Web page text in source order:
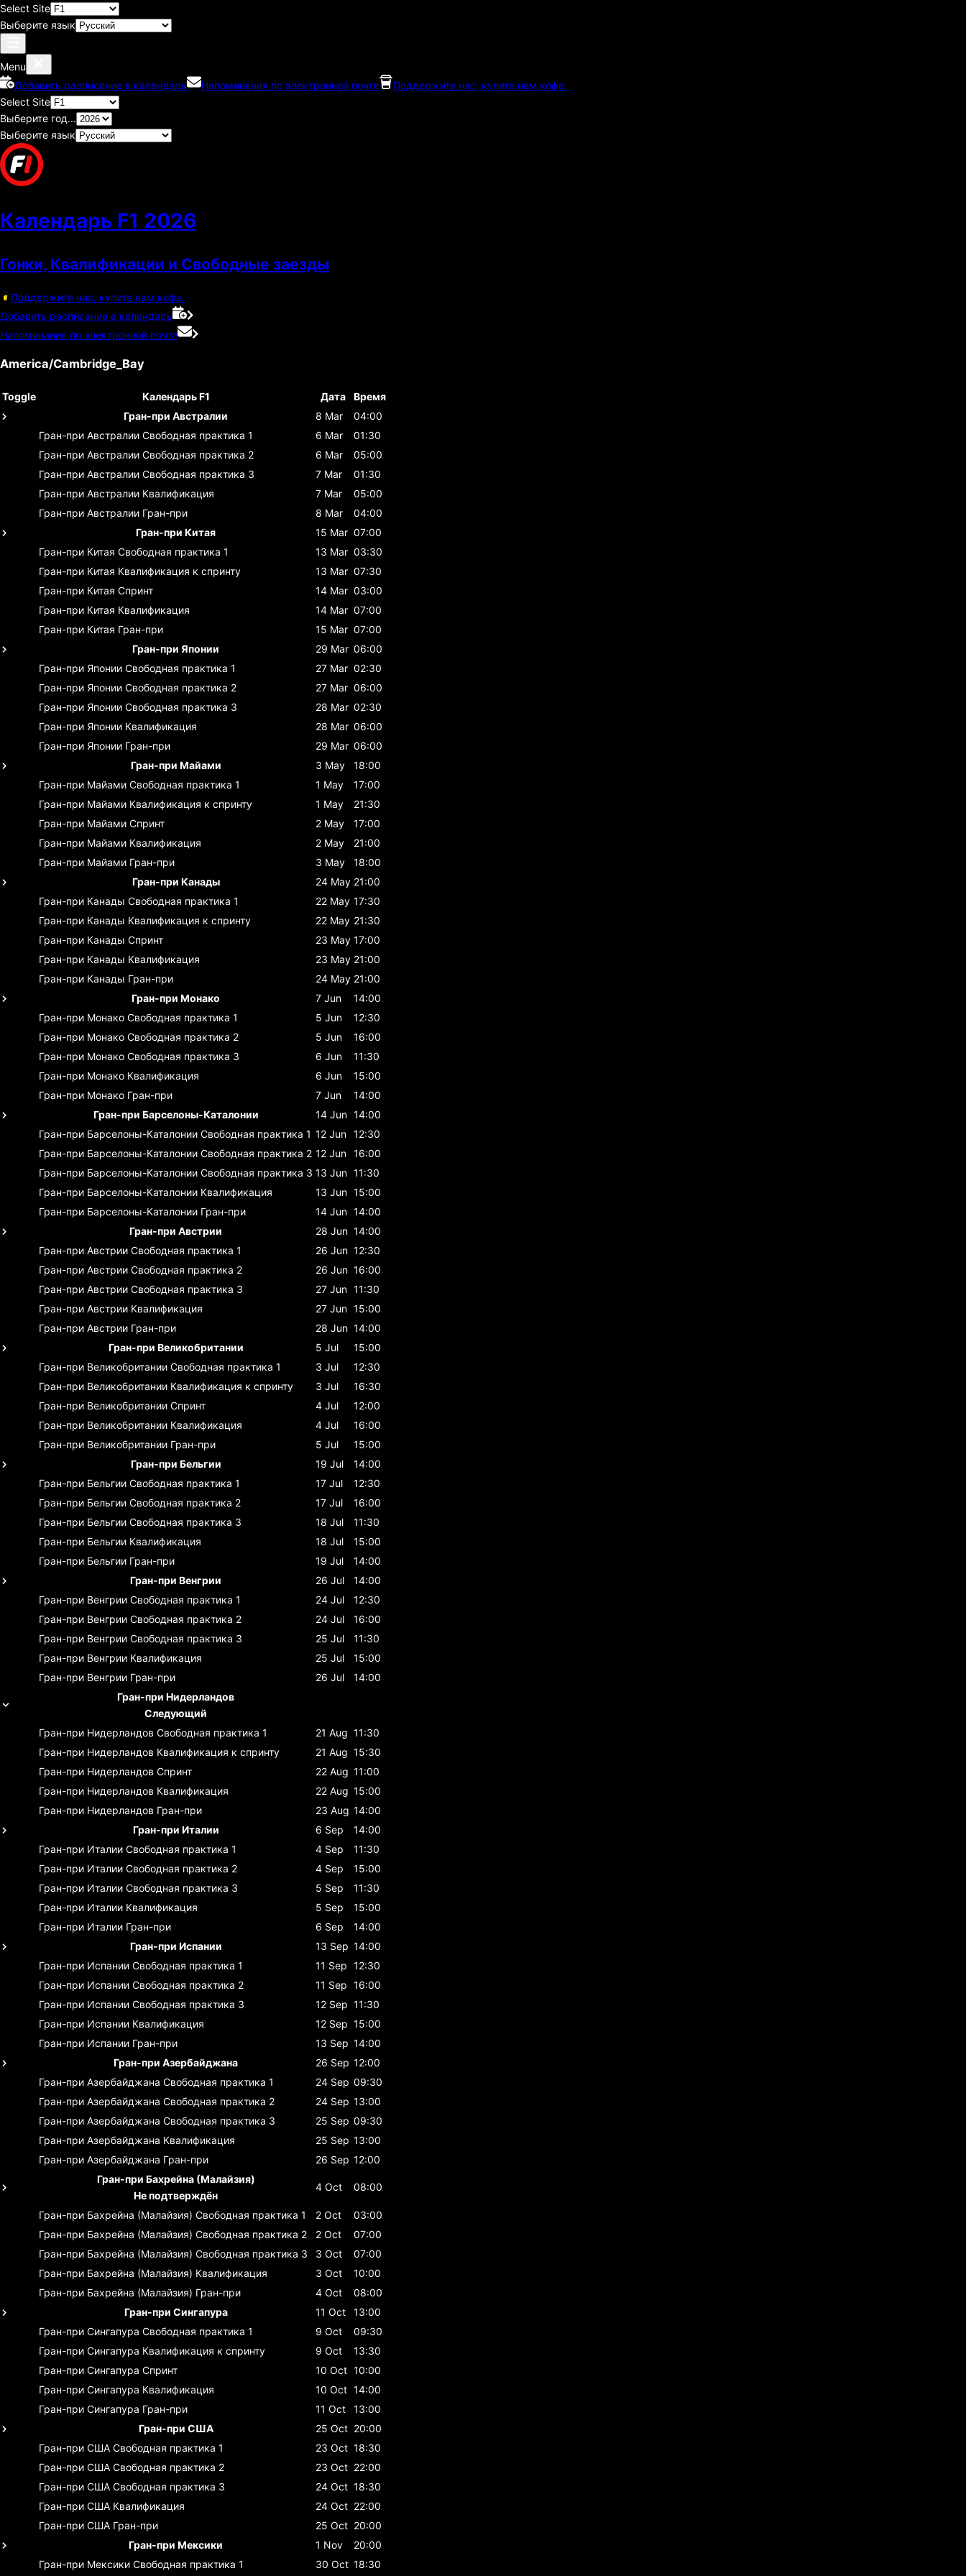
Select Site
Выберите язык
Menu
Добавить расписание в календарь
Напоминания по электронной почте
Поддержите нас, купите нам кофе.
Select Site
Выберите год...
Выберите язык
Календарь F1 2026
Гонки, Квалификации и Свободные заезды
Поддержите нас, купите нам кофе.
Добавить расписание в календарь
Напоминания по электронной почте
America/Cambridge_Bay
Toggle Календарь F1 Дата
Время
Гран-при Австралии
8 Mar
04:00
Гран-при Австралии Свободная практика 1 6 Mar
01:30
Гран-при Австралии Свободная практика 2 6 Mar
05:00
Гран-при Австралии Свободная практика 3 7 Mar
01:30
Гран-при Австралии Квалификация 7 Mar
05:00
Гран-при Австралии Гран-при 8 Mar
04:00
Гран-при Китая
15 Mar 07:00
Гран-при Китая Свободная практика 1 13 Mar 03:30
Гран-при Китая Квалификация к спринту 13 Mar 07:30
Гран-при Китая Спринт 14 Mar 03:00
Гран-при Китая Квалификация 14 Mar 07:00
Гран-при Китая Гран-при 15 Mar 07:00
Гран-при Японии
29 Mar 06:00
Гран-при Японии Свободная практика 1 27 Mar 02:30
Гран-при Японии Свободная практика 2 27 Mar 06:00
Гран-при Японии Свободная практика 3 28 Mar 02:30
Гран-при Японии Квалификация 28 Mar 06:00
Гран-при Японии Гран-при 29 Mar 06:00
Гран-при Майами
3 May
18:00
Гран-при Майами Свободная практика 1 1 May
17:00
Гран-при Майами Квалификация к спринту 1 May
21:30
Гран-при Майами Спринт 2 May
17:00
Гран-при Майами Квалификация 2 May
21:00
Гран-при Майами Гран-при 3 May
18:00
Гран-при Канады
24 May 21:00
Гран-при Канады Свободная практика 1 22 May 17:30
Гран-при Канады Квалификация к спринту 22 May 21:30
Гран-при Канады Спринт 23 May 17:00
Гран-при Канады Квалификация 23 May 21:00
Гран-при Канады Гран-при 24 May 21:00
Гран-при Монако
7 Jun
14:00
Гран-при Монако Свободная практика 1 5 Jun
12:30
Гран-при Монако Свободная практика 2 5 Jun
16:00
Гран-при Монако Свободная практика 3 6 Jun
11:30
Гран-при Монако Квалификация 6 Jun
15:00
Гран-при Монако Гран-при 7 Jun
14:00
Гран-при Барселоны-Каталонии
14 Jun 14:00
Гран-при Барселоны-Каталонии Свободная практика 1 12 Jun 12:30
Гран-при Барселоны-Каталонии Свободная практика 2 12 Jun 16:00
Гран-при Барселоны-Каталонии Свободная практика 3 13 Jun 11:30
Гран-при Барселоны-Каталонии Квалификация 13 Jun 15:00
Гран-при Барселоны-Каталонии Гран-при 14 Jun 14:00
Гран-при Австрии
28 Jun 14:00
Гран-при Австрии Свободная практика 1 26 Jun 12:30
Гран-при Австрии Свободная практика 2 26 Jun 16:00
Гран-при Австрии Свободная практика 3 27 Jun 11:30
Гран-при Австрии Квалификация 27 Jun 15:00
Гран-при Австрии Гран-при 28 Jun 14:00
Гран-при Великобритании
5 Jul
15:00
Гран-при Великобритании Свободная практика 1 3 Jul
12:30
Гран-при Великобритании Квалификация к спринту 3 Jul
16:30
Гран-при Великобритании Спринт 4 Jul
12:00
Гран-при Великобритании Квалификация 4 Jul
16:00
Гран-при Великобритании Гран-при 5 Jul
15:00
Гран-при Бельгии
19 Jul
14:00
Гран-при Бельгии Свободная практика 1 17 Jul
12:30
Гран-при Бельгии Свободная практика 2 17 Jul
16:00
Гран-при Бельгии Свободная практика 3 18 Jul
11:30
Гран-при Бельгии Квалификация 18 Jul
15:00
Гран-при Бельгии Гран-при 19 Jul
14:00
Гран-при Венгрии
26 Jul
14:00
Гран-при Венгрии Свободная практика 1 24 Jul
12:30
Гран-при Венгрии Свободная практика 2 24 Jul
16:00
Гран-при Венгрии Свободная практика 3 25 Jul
11:30
Гран-при Венгрии Квалификация 25 Jul
15:00
Гран-при Венгрии Гран-при 26 Jul
14:00
Гран-при Нидерландов
Следующий
Гран-при Нидерландов Свободная практика 1 21 Aug 11:30
Гран-при Нидерландов Квалификация к спринту 21 Aug 15:30
Гран-при Нидерландов Спринт 22 Aug 11:00
Гран-при Нидерландов Квалификация 22 Aug 15:00
Гран-при Нидерландов Гран-при 23 Aug 14:00
Гран-при Италии
6 Sep
14:00
Гран-при Италии Свободная практика 1 4 Sep
11:30
Гран-при Италии Свободная практика 2 4 Sep
15:00
Гран-при Италии Свободная практика 3 5 Sep
11:30
Гран-при Италии Квалификация 5 Sep
15:00
Гран-при Италии Гран-при 6 Sep
14:00
Гран-при Испании
13 Sep 14:00
Гран-при Испании Свободная практика 1 11 Sep 12:30
Гран-при Испании Свободная практика 2 11 Sep 16:00
Гран-при Испании Свободная практика 3 12 Sep 11:30
Гран-при Испании Квалификация 12 Sep 15:00
Гран-при Испании Гран-при 13 Sep 14:00
Гран-при Азербайджана
26 Sep 12:00
Гран-при Азербайджана Свободная практика 1 24 Sep 09:30
Гран-при Азербайджана Свободная практика 2 24 Sep 13:00
Гран-при Азербайджана Свободная практика 3 25 Sep 09:30
Гран-при Азербайджана Квалификация 25 Sep 13:00
Гран-при Азербайджана Гран-при 26 Sep 12:00
Гран-при Бахрейна (Малайзия)
Не подтверждён
4 Oct 08:00
Гран-при Бахрейна (Малайзия) Свободная практика 1 2 Oct
03:00
Гран-при Бахрейна (Малайзия) Свободная практика 2 2 Oct
07:00
Гран-при Бахрейна (Малайзия) Свободная практика 3 3 Oct
07:00
Гран-при Бахрейна (Малайзия) Квалификация 3 Oct
10:00
Гран-при Бахрейна (Малайзия) Гран-при 4 Oct
08:00
Гран-при Сингапура
11 Oct
13:00
Гран-при Сингапура Свободная практика 1 9 Oct
09:30
Гран-при Сингапура Квалификация к спринту 9 Oct
13:30
Гран-при Сингапура Спринт 10 Oct 10:00
Гран-при Сингапура Квалификация 10 Oct 14:00
Гран-при Сингапура Гран-при 11 Oct
13:00
Гран-при США
25 Oct 20:00
Гран-при США Свободная практика 1 23 Oct 18:30
Гран-при США Свободная практика 2 23 Oct 22:00
Гран-при США Свободная практика 3 24 Oct 18:30
Гран-при США Квалификация 24 Oct 22:00
Гран-при США Гран-при 25 Oct 20:00
Гран-при Мексики
1 Nov
20:00
Гран-при Мексики Свободная практика 1 30 Oct 18:30